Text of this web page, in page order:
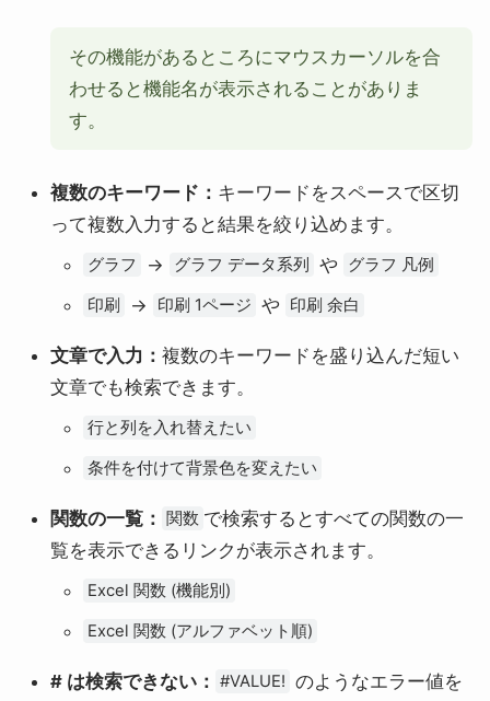
その機能があるところにマウスカーソルを合
わせると機能名が表示されることがありま
す。
複数のキーワード： キーワードをスペースで区切
って複数入力すると結果を絞り込めます。
グラフ → グラフ データ系列 や グラフ 凡例
印刷 → 印刷 1ページ や 印刷 余白
文章で入力：複数のキーワードを盛り込んだ短い
文章でも検索できます。
行と列を入れ替えたい
条件を付けて背景色を変えたい
関数の一覧： 関数 で検索するとすべての関数の一
覧を表示できるリンクが表示されます。
Excel 関数 (機能別)
Excel 関数 (アルファベット順)
# は検索できない： #VALUE! のようなエラー値を